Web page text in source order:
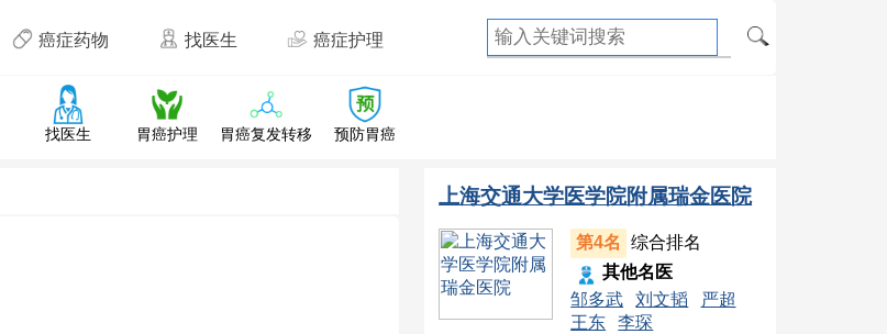
癌症药物 找医生 癌症护理
找医生 胃癌护理 胃癌复发转移 预防胃癌
上海交通大学医学院附属瑞金医院
第4名
综合排名
其他名医
邹多武
刘文韬
严超
王东
李琛